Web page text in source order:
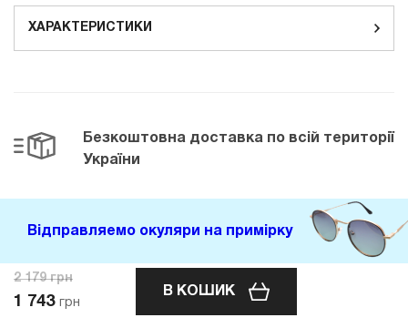
ХАРАКТЕРИСТИКИ
2 179грн
1 743 грн
В КОШИК
Безкоштовна доставка по всій території
України
Відправляемо окуляри на примірку